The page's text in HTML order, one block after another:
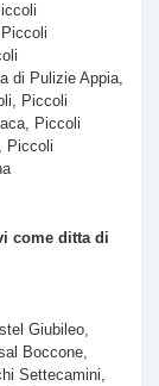
di Pulizie Appia,
Piccoli
Piccoli
Piccoli
come ditta di
Giubileo,
Boccone,
Settecamini,